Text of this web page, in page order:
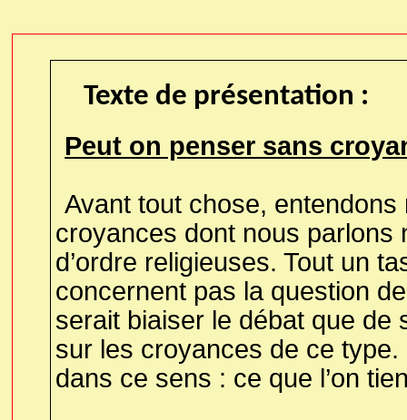
Texte de présentation :
Peut on penser sans
Avant tout chose,
croyances dont nous parlons
d’ordre religieuses. Tout un
concernent pas la question
serait biaiser le débat que de
sur les croyances de ce
dans ce sens : ce que l’on